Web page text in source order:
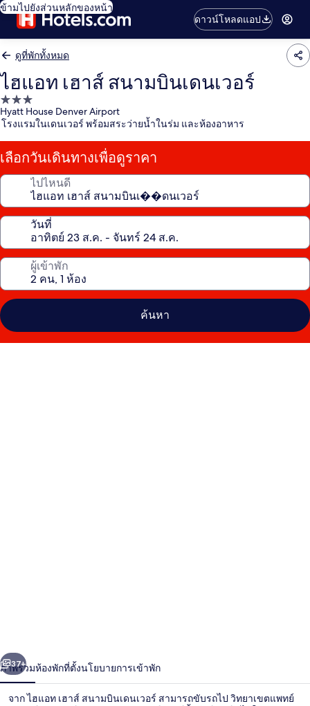
ข้ามไปยังส่วนหลักของหน้า
ดาวน์โหลดแอป
ดูที่พักทั้งหมด
ไฮแอท เฮาส์ สนามบินเดนเวอร์
ที่พัก
3.0
Hyatt House Denver Airport
โรงแรมในเดนเวอร์ พร้อมสระว่ายน้ำในร่ม และห้องอาหาร
เลือกวันเดินทางเพื่อดูราคา
ไปไหนดี
วันที่
ผู้เข้าพัก
ค้นหา
สนาม
บิน
า
ถัดไป
37+
ภาพรวมห้องพักที่ตั้งนโยบายการเข้าพัก
จาก ไฮแอท เฮาส์ สนามบินเดนเวอร์ สามารถขับรถไป วิทยาเขตแพทย์